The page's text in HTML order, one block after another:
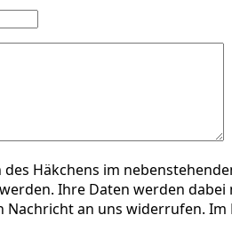
Häkchens im
Ihre Daten werden
Nachricht an uns widerrufen.